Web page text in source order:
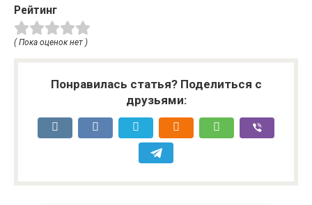
Рейтинг
( Пока оценок нет )
Понравилась статья? Поделиться с
друзьями: